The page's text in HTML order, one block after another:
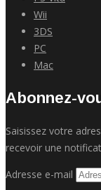
Wii
3DS
PC
Mac
Abonnez-
Saisissez votre
recevoir une
Adresse e-mail